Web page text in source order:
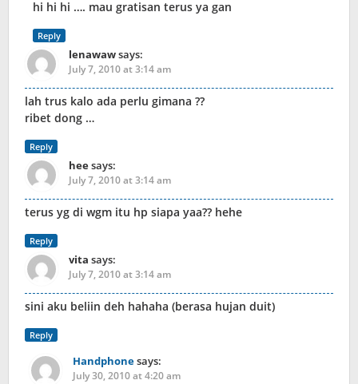
hi hi hi …. mau gratisan terus ya gan
Reply
lenawawsays:
July 7, 2010 at 3:14 am
lah trus kalo ada perlu gimana ??
ribet dong …
Reply
heesays:
July 7, 2010 at 3:14 am
terus yg di wgm itu hp siapa yaa?? hehe
Reply
vita says:
July 7, 2010 at 3:14 am
sini aku beliin deh hahaha (berasa hujan duit)
Reply
Handphonesays:
July 30, 2010 at 4:20 am